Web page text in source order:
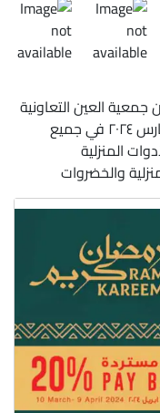
العين التعاونية
في الإمارات من ٢١ مارس ٢٠٢٤ حتى ٣١ مارس ٢٠٢٤ في جميع
المنزلية
والخضروات